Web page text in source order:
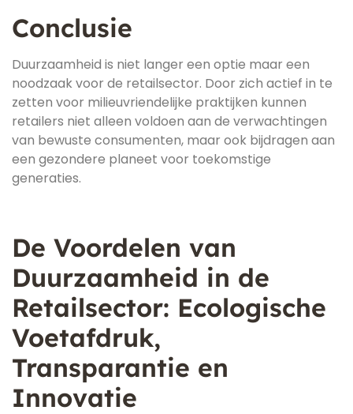
Conclusie
Duurzaamheid is niet langer een optie maar een
noodzaak voor de retailsector. Door zich actief in te
zetten voor milieuvriendelijke praktijken kunnen
retailers niet alleen voldoen aan de verwachtingen
van bewuste consumenten, maar ook bijdragen aan
een gezondere planeet voor toekomstige
generaties.
De Voordelen van
Duurzaamheid in de
Retailsector: Ecologische
Voetafdruk,
Transparantie en
Innovatie